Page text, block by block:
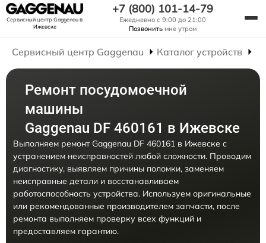
Сервисный центр Gaggenauв
Ижевске
+7 (800) 101-14-79
Ежедневно с 9:00 до 21:00
Позвонить мне утром
Сервисный центр Gaggenau Каталог устройств
Ремонт посудомоечной
машины
Gaggenau DF 460161 в Ижевске
Выполняем ремонт Gaggenau DF 460161 в Ижевске с
устранением неисправностей любой сложности. Проводим
диагностику, выявляем причины поломки, заменяем
неисправные детали и восстанавливаем
работоспособность устройства. Используем оригинальные
или рекомендованные производителем запчасти, после
ремонта выполняем проверку всех функций и
предоставляем гарантию.